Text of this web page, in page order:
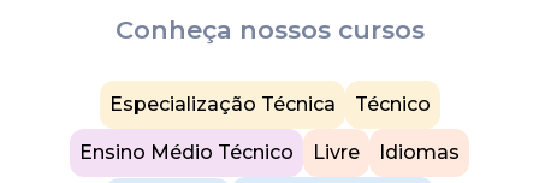
Conheça nossos cursos
Especialização Técnica Técnico
Ensino Médio Técnico Livre Idiomas